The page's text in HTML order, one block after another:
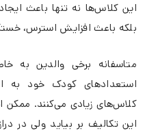
این کلاس‌ها نه تنها باعث
بلکه باعث افزایش استرس،
متاسفانه برخی والدین
استعدادهای کودک خود به
کلاس‌های زیادی می‌کنند.
این تکالیف بر بیاید ولی در